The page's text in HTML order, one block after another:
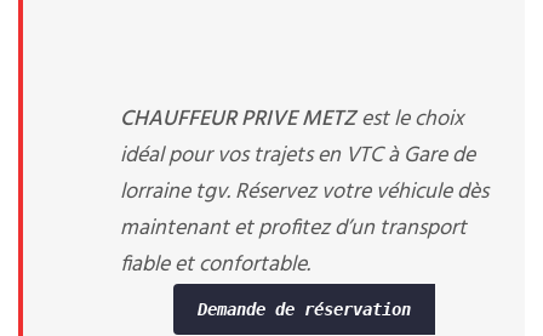
CHAUFFEUR PRIVE METZest le choix
idéal pour vos trajets en VTC à Gare de
lorraine tgv. Réservez votre véhicule dès
maintenant et profitez d’un transport
fiable et confortable.
Demande de réservation